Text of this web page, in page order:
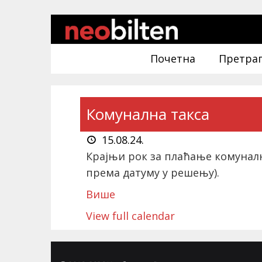
Почетна
Комунална такса
15.08.24.
Крајњи рок за плаћање
према датуму у решењу).
Више
View full calendar